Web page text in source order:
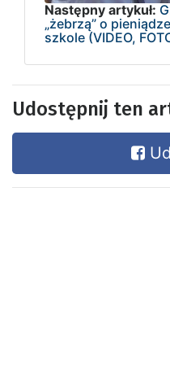
Następny artykuł:
„żebrzą” o
szkole (VIDEO,
Udostępnij ten